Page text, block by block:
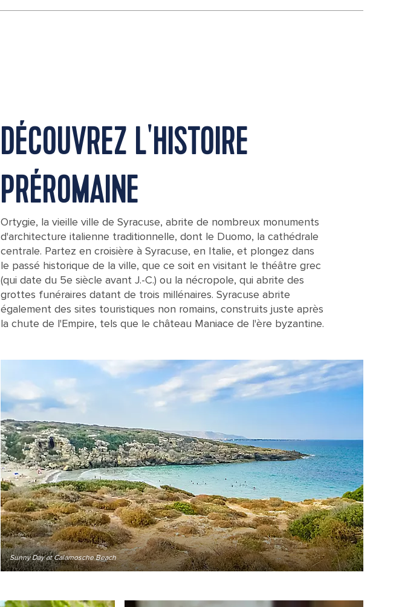
Greek Theater Ruins in Sicily
DÉCOUVREZ L'HISTOIRE
PRÉROMAINE
Ortygie, la vieille ville de Syracuse, abrite de nombreux monuments
d'architecture italienne traditionnelle, dont le Duomo, la cathédrale
centrale. Partez en croisière à Syracuse, en Italie, et plongez dans
le passé historique de la ville, que ce soit en visitant le théâtre grec
(qui date du 5e siècle avant J.-C.) ou la nécropole, qui abrite des
grottes funéraires datant de trois millénaires. Syracuse abrite
également des sites touristiques non romains, construits juste après
la chute de l'Empire, tels que le château Maniace de l'ère byzantine.
Sunny Day at Calamosche Beach